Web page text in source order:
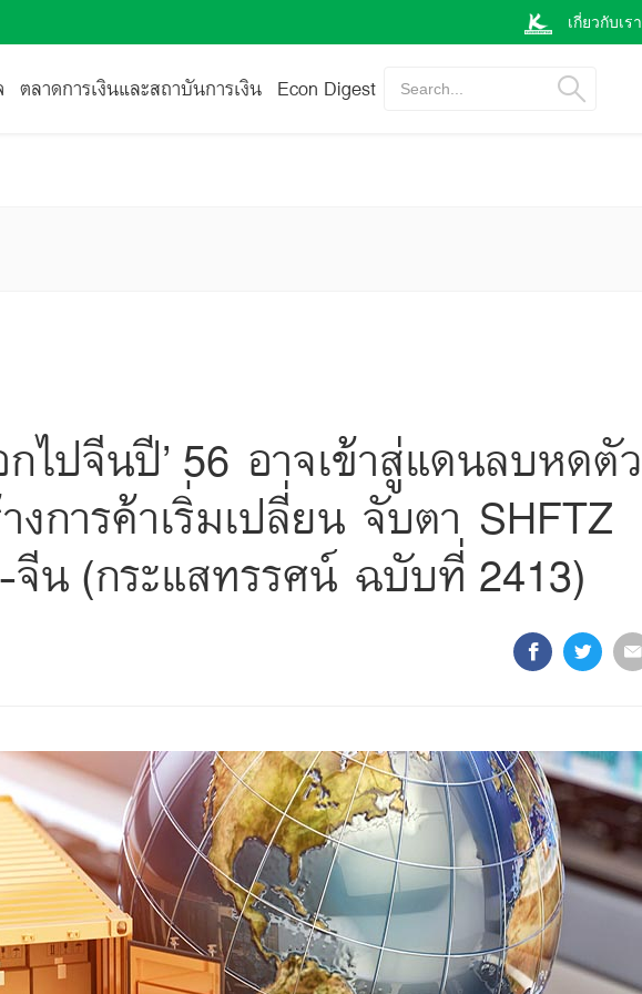
เกี่ยวกับเรา
ตลาดการเงินและสถาบันการเงิน Econ Digest Search...
ไปจีนปี’ 56 อาจเข้าสู่แดนลบหดตัว
งการค้าเริ่มเปลี่ยน จับตา SHFTZ
จีน (กระแสทรรศน์ ฉบับที่ 2413)